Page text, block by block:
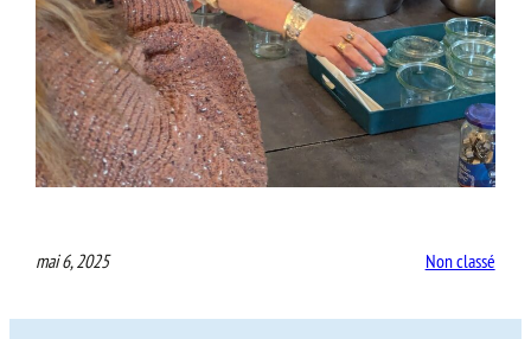
mai 6, 2025 Non classé